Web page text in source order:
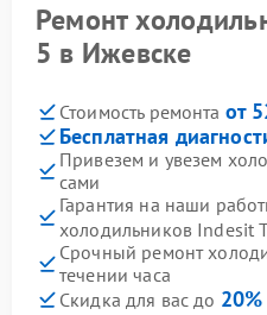
Ремонт
5 в Ижевске
Стоимость ремонта от
Бесплатная
Привезем и увезем
сами
Гарантия на наши
холодильников Indesit
Срочный ремонт
течении часа
Скидка для вас до 20%